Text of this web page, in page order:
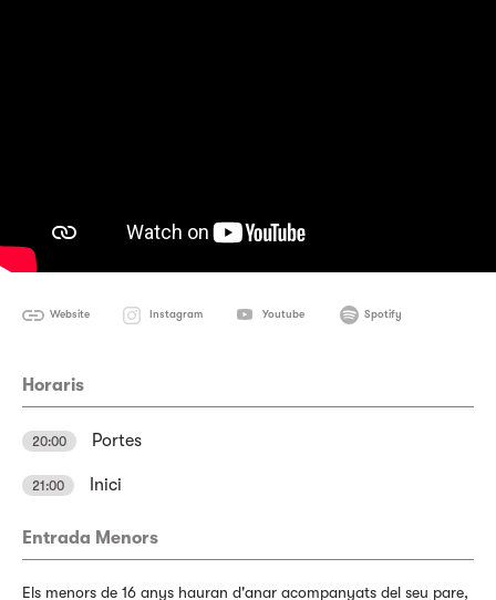
Website Instagram Youtube Spotify
Horaris
20:00 Portes
21:00 Inici
Entrada Menors
Els menors de 16 anys hauran d'anar acompanyats del seu pare,